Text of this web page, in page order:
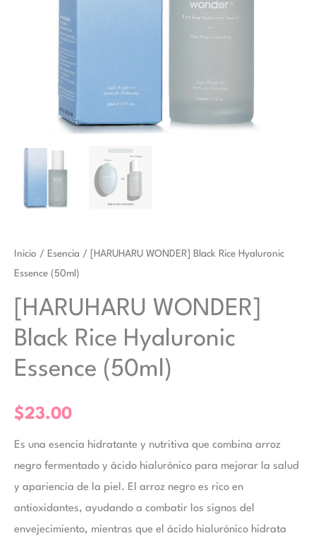
Inicio / Esencia / [HARUHARU WONDER] Black Rice Hyaluronic
Essence (50ml)
[HARUHARU WONDER]
Black Rice Hyaluronic
Essence (50ml)
$23.00
Es una esencia hidratante y nutritiva que combina arroz
negro fermentado y ácido hialurónico para mejorar la salud
y apariencia de la piel. El arroz negro es rico en
antioxidantes, ayudando a combatir los signos del
envejecimiento, mientras que el ácido hialurónico hidrata